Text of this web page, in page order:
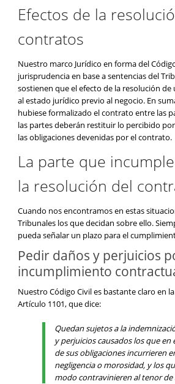
Efectos de la
contratos
Nuestro marco Jurídico en forma del
jurisprudencia en base a sentencias del
sostienen que el efecto de la resolución
al estado jurídico previo al negocio. En
hubiese formalizado el contrato entre las
las partes deberán restituir lo percibido
las obligaciones devenidas por el contrato.
La parte que
la resolución del
Cuando nos encontramos en estas
Tribunales los que decidan sobre ello.
pueda señalar un plazo para el
Pedir daños y perjuicios
incumplimiento
Nuestro Código Civil es bastante claro en
Artículo 1101, que dice:
Quedan sujetos a la
y perjuicios causados los que
de sus obligaciones incurrieren
negligencia o morosidad, y los
modo contravinieren al tenor de